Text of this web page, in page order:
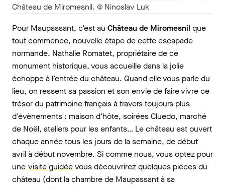
Château de Miromesnil. © Ninoslav Luk
Pour Maupassant, c’est au Château de Miromesnil que
tout commence, nouvelle étape de cette escapade
normande. Nathalie Romatet, propriétaire de ce
monument historique, vous accueille dans la jolie
échoppe à l’entrée du château. Quand elle vous parle du
lieu, on ressent sa passion et son envie de faire vivre ce
trésor du patrimoine français à travers toujours plus
d'évènements : maison d’hôte, soirées Cluedo, marché
de Noël, ateliers pour les enfants… Le château est ouvert
chaque année tous les jours de la semaine, de début
avril à début novembre. Si comme nous, vous optez pour
une visite guidéevous découvrirez quelques pièces du
château (dont la chambre de Maupassant à sa